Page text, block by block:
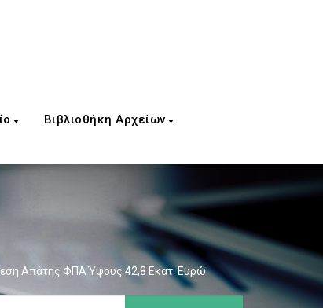
Βιβλιοθήκη Αρχείων
Απάτης ΦΠΑ Ύψους 42,8 Εκατ. Ευρώ